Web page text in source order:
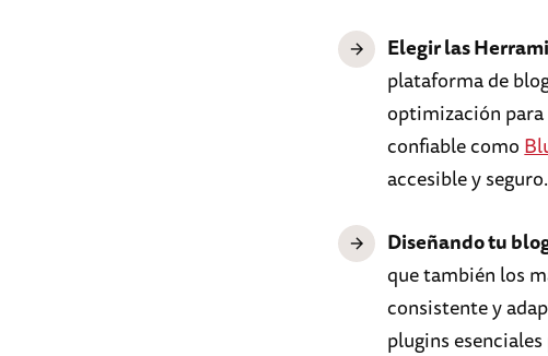
Elegir las
plataforma de
optimización para
confiable como
accesible y seguro.
Diseñando tu
que también los
consistente y
plugins